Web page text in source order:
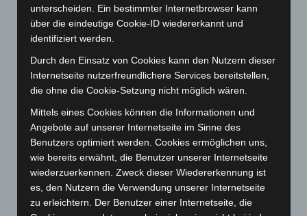
Juli 2025(90)
Juni 2025(103)
April 2025
(88)
März 2025 (111)
Februar 2025(96)
Januar 2025(88)
Dezember 2024
(89)
November 2024(94)
Oktober 2024(93)
unterscheiden. Ein bestimmter Internetbrowser kann
über die eindeutige Cookie-ID wiedererkannt und
identifiziert werden.
Durch den Einsatz von Cookies kann den Nutzern dieser
Internetseite nutzerfreundlichere Services bereitstellen,
die ohne die Cookie-Setzung nicht möglich wären.
Mittels eines Cookies können die Informationen und
Angebote auf unserer Internetseite im Sinne des
Benutzers optimiert werden. Cookies ermöglichen uns,
wie bereits erwähnt, die Benutzer unserer Internetseite
wiederzuerkennen. Zweck dieser Wiedererkennung ist
es, den Nutzern die Verwendung unserer Internetseite
zu erleichtern. Der Benutzer einer Internetseite, die